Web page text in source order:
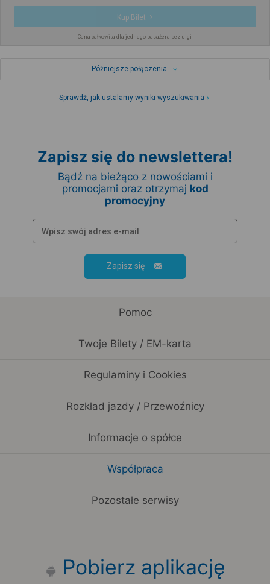
Kup Bilet
Cena całkowita dla jednego pasażera bez ulgi
Późniejsze połączenia
Sprawdź, jak ustalamy wyniki wyszukiwania
Zapisz się do newslettera!
Bądź na bieżąco z nowościami i
promocjami oraz otrzymaj kod
promocyjny
Zapisz się
Pomoc
Twoje Bilety / EM-karta
Regulaminy i Cookies
Rozkład jazdy / Przewoźnicy
Informacje o spółce
Współpraca
Pozostałe serwisy
Pobierz aplikację